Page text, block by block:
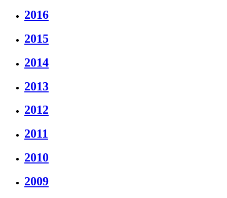
2016
2015
2014
2013
2012
2011
2010
2009